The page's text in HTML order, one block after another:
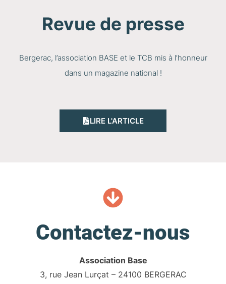
Revue de presse
Bergerac, l’association BASE et le TCB mis à l’honneur
dans un magazine national !
LIRE L'ARTICLE
Contactez-nous
Association Base
3, rue Jean Lurçat – 24100 BERGERAC